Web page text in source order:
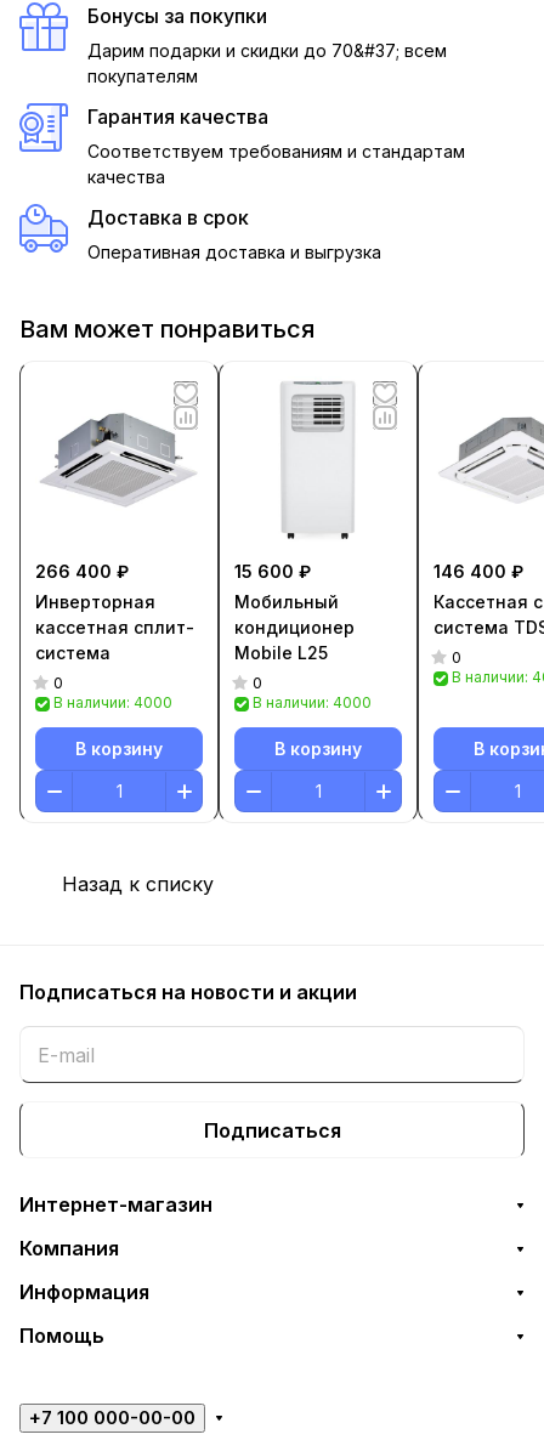
Бонусы за покупки
Дарим подарки и скидки до 70&#37; всем
покупателям
Гарантия качества
Соответствуем требованиям и стандартам
качества
Доставка в срок
Оперативная доставка и выгрузка
Вам может понравиться
266 400 ₽
Инверторная
кассетная сплит-
система
0
В наличии: 4000
В корзину
15 600 ₽
Мобильный
кондиционер
Mobile L25
0
В наличии: 4000
В корзину
146 400 ₽
Кассетная
система
0
В наличии:
В
Назад к списку
Подписаться на новости и акции
Подписаться
Интернет-магазин
Компания
Информация
Помощь
+7 100 000-00-00